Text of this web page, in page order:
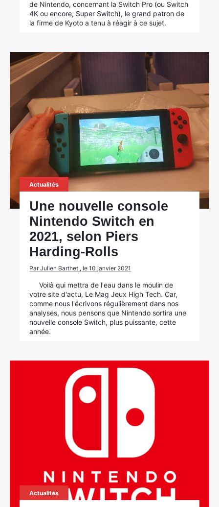
de Nintendo, concernant la Switch Pro (ou Switch
4K ou encore, Super Switch), le grand patron de
la firme de Kyoto a tenu à réagir à ce sujet.
Actualités
Une nouvelle console
Nintendo Switch en
2021, selon Piers
Harding-Rolls
Par Julien Barthet , le 10 janvier 2021
Voilà qui mettra de l'eau dans le moulin de
votre site d'actu, Le Mag Jeux High Tech. Car,
comme nous l'écrivons régulièrement dans nos
analyses, nous pensons que Nintendo sortira une
nouvelle console Switch, plus puissante, cette
année.
Actualités